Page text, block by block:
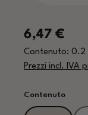
Prezzo
6,47 €
Contenuto: 0.2
Prezzi incl. IVA
Seleziona
Contenuto